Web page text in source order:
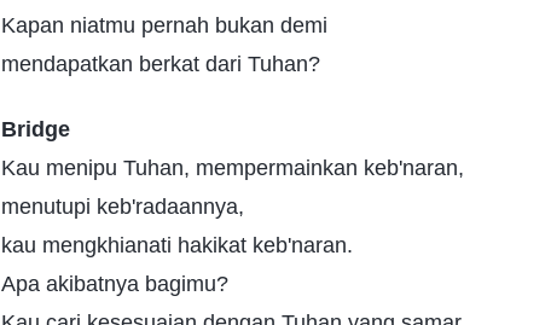
Kapan niatmu pernah bukan demi
mendapatkan berkat dari Tuhan?
Bridge
Kau menipu Tuhan, mempermainkan keb'naran,
menutupi keb'radaannya,
kau mengkhianati hakikat keb'naran.
Apa akibatnya bagimu?